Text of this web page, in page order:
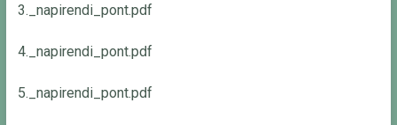
3._napirendi_pont.pdf
4._napirendi_pont.pdf
5._napirendi_pont.pdf